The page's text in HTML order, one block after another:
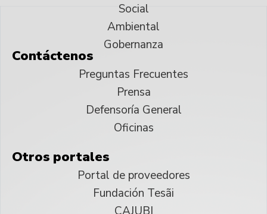
Social
Ambiental
Gobernanza
Contáctenos
Preguntas Frecuentes
Prensa
Defensoría General
Oficinas
Otros portales
Portal de proveedores
Fundación Tesãi